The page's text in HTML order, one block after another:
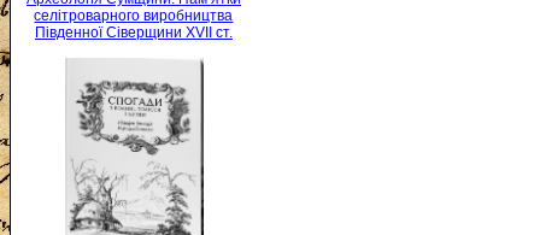
селітроварного виробництва
Південної Сіверщини XVII ст.